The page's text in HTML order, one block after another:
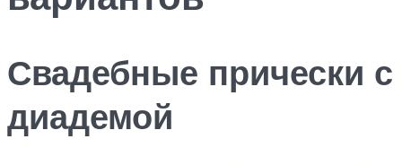
Свадебные прически с
диадемой